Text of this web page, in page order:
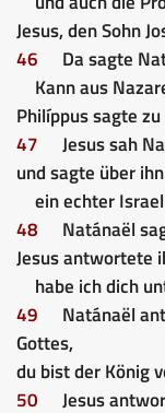
Jesus, den Sohn
46
Da sagte
Kann aus
Philíppus sagte
47
Jesus sah
und sagte über
ein echter
48
Natánaël
Jesus antwortete
habe ich dich
49
Natánaël
Gottes,
du bist der König
50
Jesus